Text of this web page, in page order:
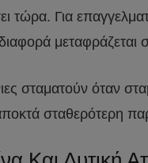
τώρα. Για
μεταφράζεται
σταματούν όταν
σταθερότερη